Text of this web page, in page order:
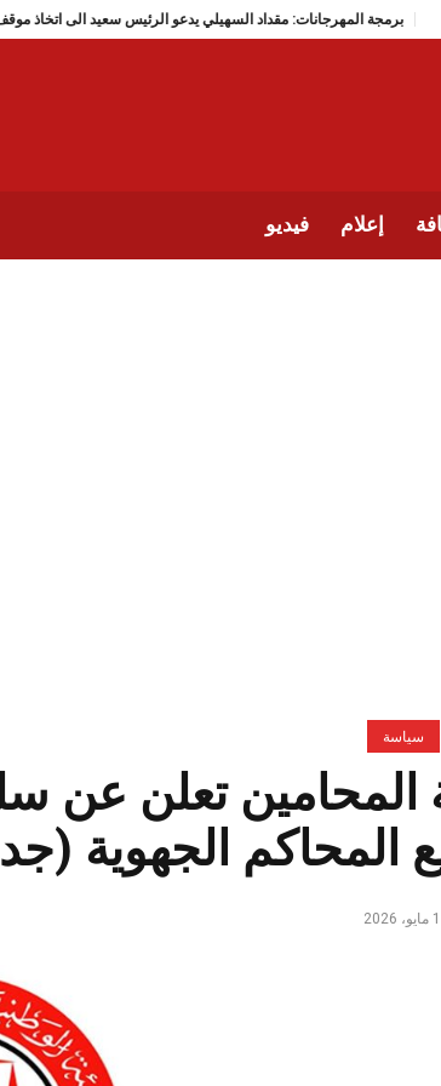
برمجة المهرجانات: مقداد السهيلي يدعو الرئيس
إعلام فيديو
سياسة
المحامين تعلن عن
المحاكم الجهوية